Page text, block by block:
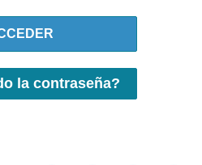
la contraseña?